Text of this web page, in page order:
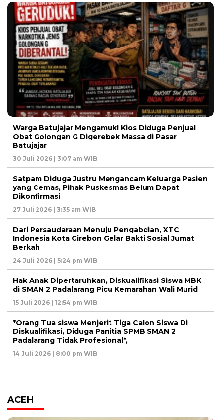
Warga Batujajar Mengamuk! Kios Diduga Penjual
Obat Golongan G Digerebek Massa di Pasar
Batujajar
30 Juli 2026 | 3:07 am WIB
Satpam Diduga Justru Mengancam Keluarga Pasien
yang Cemas, Pihak Puskesmas Belum Dapat
Dikonfirmasi
27 Juli 2026 | 3:35 am WIB
Dari Persaudaraan Menuju Pengabdian, XTC
Indonesia Kota Cirebon Gelar Bakti Sosial Jumat
Berkah
24 Juli 2026 | 5:24 pm WIB
Hak Anak Dipertaruhkan, Diskualifikasi Siswa MBK
di SMAN 2 Padalarang Picu Kemarahan Wali Murid
15 Juli 2026 | 12:54 pm WIB
*Orang Tua siswa Menjerit Tiga Calon Siswa Di
Diskualifikasi, Diduga Panitia SPMB SMAN 2
Padalarang Tidak Profesional*,
14 Juli 2026 | 8:00 pm WIB
ACEH